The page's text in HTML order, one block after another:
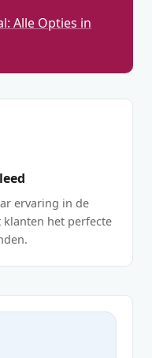
Alle Opties in
ervaring in de
het perfecte